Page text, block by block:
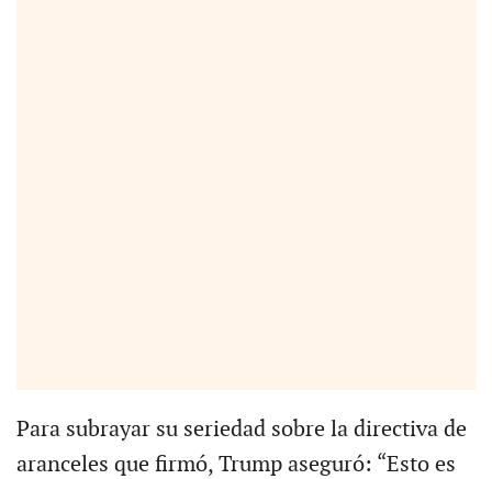
Para subrayar su seriedad sobre la directiva de
aranceles que firmó, Trump aseguró: “Esto es